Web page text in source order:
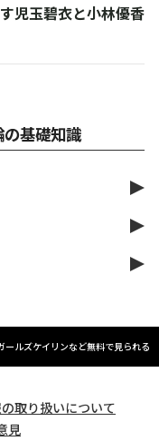
児玉碧衣と小林優香
の基礎知識
ルズケイリンなど無料で見られる
取り扱いについて
見